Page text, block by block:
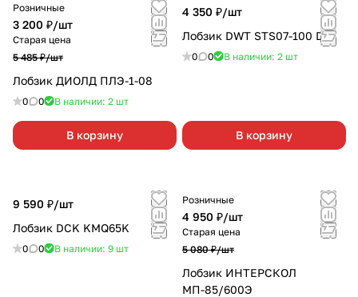
Розничные
3 200 ₽/шт
Старая цена
5 485 ₽/шт
Лобзик ДИОЛД ПЛЭ-1-08
0 0 В наличии: 2 шт
В корзину
4 350 ₽/шт
Лобзик DWT STS07-100 DV
0 0 В наличии: 2 шт
В корзину
9 590 ₽/шт
Лобзик DCK KMQ65K
0 0 В наличии: 9 шт
Розничные
4 950 ₽/шт
Старая цена
5 080 ₽/шт
Лобзик ИНТЕРСКОЛ
МП-85/600Э